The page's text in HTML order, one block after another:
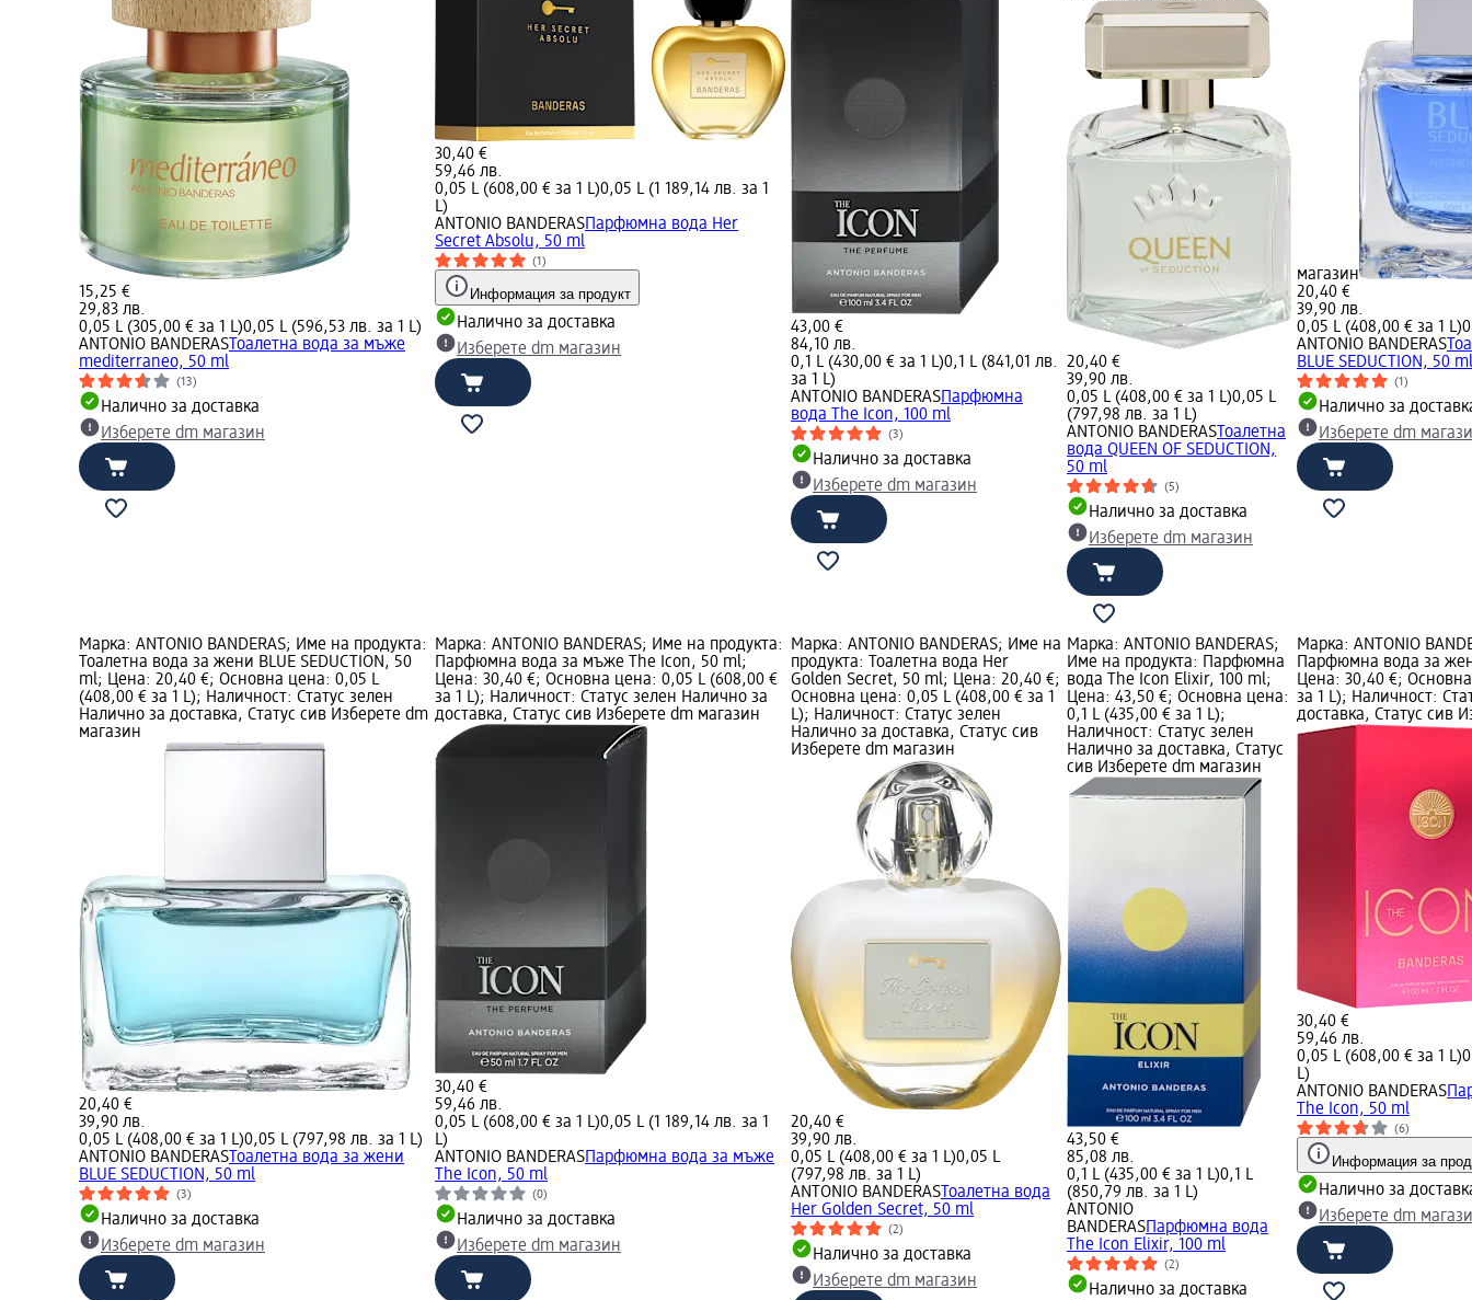
15,25 €
29,83 лв.
0,05 L (305,00 € за 1 L)0,05 L (596,53 лв. за 1 L)
ANTONIO BANDERAS Тоалетна вода за мъже
mediterraneo, 50 ml
(13)
Налично за доставка
Изберете dm магазин
30,40 €
59,46 лв.
0,05 L (608,00 € за 1 L)0,05 L (1 189,14 лв. за 1
L)
ANTONIO BANDERAS Парфюмна вода Her
Secret Absolu, 50 ml
(1)
Информация за продукт
Налично за доставка
Изберете dm магазин
43,00 €
84,10 лв.
0,1 L (430,00 € за 1 L)0,1 L (841,01 лв.
за 1 L)
ANTONIO BANDERAS Парфюмна
вода The Icon, 100 ml
(3)
Налично за доставка
Изберете dm магазин
20,40 €
39,90 лв.
0,05 L (408,00 € за 1 L)0,05 L
(797,98 лв. за 1 L)
ANTONIO BANDERAS Тоалетна
вода QUEEN OF SEDUCTION,
50 ml
(5)
Налично за доставка
Изберете dm магазин
магазин
20,40 €
39,90 лв.
0,05 L (408,00 € за 1 L)
ANTONIO BANDERAS
BLUE SEDUCTION, 50 ml
(1)
Налично за
Изберете dm
Марка: ANTONIO BANDERAS; Име на продукта:
Тоалетна вода за жени BLUE SEDUCTION, 50
ml; Цена: 20,40 €; Основна цена: 0,05 L
(408,00 € за 1 L); Наличност: Статус зелен
Налично за доставка, Статус сив Изберете dm
магазин
20,40 €
39,90 лв.
0,05 L (408,00 € за 1 L)0,05 L (797,98 лв. за 1 L)
ANTONIO BANDERAS Тоалетна вода за жени
BLUE SEDUCTION, 50 ml
(3)
Налично за доставка
Изберете dm магазин
Марка: ANTONIO BANDERAS; Име на продукта:
Парфюмна вода за мъже The Icon, 50 ml;
Цена: 30,40 €; Основна цена: 0,05 L (608,00 €
за 1 L); Наличност: Статус зелен Налично за
доставка, Статус сив Изберете dm магазин
30,40 €
59,46 лв.
0,05 L (608,00 € за 1 L)0,05 L (1 189,14 лв. за 1
L)
ANTONIO BANDERAS Парфюмна вода за мъже
The Icon, 50 ml
(0)
Налично за доставка
Изберете dm магазин
Марка: ANTONIO BANDERAS; Име на
продукта: Тоалетна вода Her
Golden Secret, 50 ml; Цена: 20,40 €;
Основна цена: 0,05 L (408,00 € за 1
L); Наличност: Статус зелен
Налично за доставка, Статус сив
Изберете dm магазин
20,40 €
39,90 лв.
0,05 L (408,00 € за 1 L)0,05 L
(797,98 лв. за 1 L)
ANTONIO BANDERAS Тоалетна вода
Her Golden Secret, 50 ml
(2)
Налично за доставка
Изберете dm магазин
Марка: ANTONIO BANDERAS;
Име на продукта: Парфюмна
вода The Icon Elixir, 100 ml;
Цена: 43,50 €; Основна цена:
0,1 L (435,00 € за 1 L);
Наличност: Статус зелен
Налично за доставка, Статус
сив Изберете dm магазин
43,50 €
85,08 лв.
0,1 L (435,00 € за 1 L)0,1 L
(850,79 лв. за 1 L)
ANTONIO
BANDERAS Парфюмна вода
The Icon Elixir, 100 ml
(2)
Налично за доставка
Марка: ANTONIO
Парфюмна вода за
Цена: 30,40 €;
за 1 L); Наличност:
доставка, Статус сив
30,40 €
59,46 лв.
0,05 L (608,00 € за 1 L)
L)
ANTONIO BANDERAS
The Icon, 50 ml
(6)
Информация за
Налично за
Изберете dm